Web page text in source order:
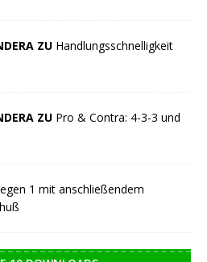
ZU Handlungsschnelligkeit
ZU Pro & Contra: 4-3-3 und
1 mit anschließendem